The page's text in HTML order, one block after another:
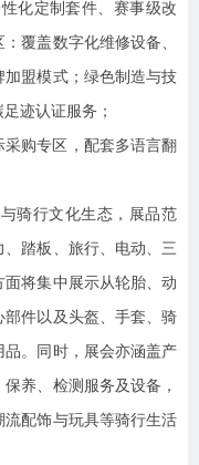
化定制套件、赛事级改
覆盖数字化维修设备、
盟模式；绿色制造与技
迹认证服务；
采购专区，配套多语言翻
骑行文化生态，展品范
踏板、旅行、电动、三
将集中展示从轮胎、动
件以及头盔、手套、骑
。同时，展会亦涵盖产
养、检测服务及设备，
配饰与玩具等骑行生活